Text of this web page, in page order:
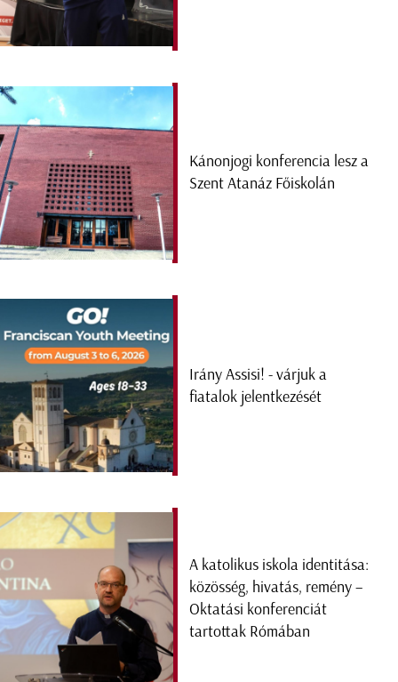
Kánonjogi konferencia lesz a
Szent Atanáz Főiskolán
Irány Assisi! - várjuk a
fiatalok jelentkezését
A katolikus iskola identitása:
közösség, hivatás, remény –
Oktatási konferenciát
tartottak Rómában